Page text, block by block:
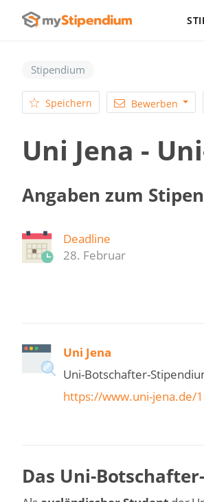
Stipendium
Speichern Bewerben
Uni Jena -
Angaben zum
Deadline
28. Februar
Uni Jena
Uni-Botschafter-
https://www.uni-jena.de/
Das Uni-